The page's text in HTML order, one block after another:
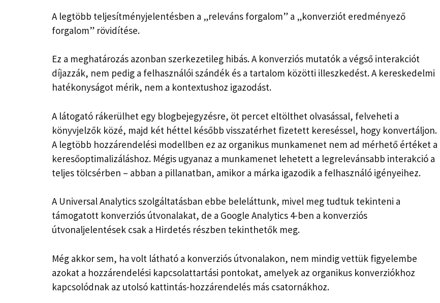
A legtöbb teljesítményjelentésben a „releváns forgalom” a „konverziót eredményező
forgalom” rövidítése.
Ez a meghatározás azonban szerkezetileg hibás. A konverziós mutatók a végső interakciót
díjazzák, nem pedig a felhasználói szándék és a tartalom közötti illeszkedést. A kereskedelmi
hatékonyságot mérik, nem a kontextushoz igazodást.
A látogató rákerülhet egy blogbejegyzésre, öt percet eltölthet olvasással, felveheti a
könyvjelzők közé, majd két héttel később visszatérhet fizetett kereséssel, hogy konvertáljon.
A legtöbb hozzárendelési modellben ez az organikus munkamenet nem ad mérhető értéket a
keresőoptimalizáláshoz. Mégis ugyanaz a munkamenet lehetett a legrelevánsabb interakció a
teljes tölcsérben – abban a pillanatban, amikor a márka igazodik a felhasználó igényeihez.
A Universal Analytics szolgáltatásban ebbe beleláttunk, mivel meg tudtuk tekinteni a
támogatott konverziós útvonalakat, de a Google Analytics 4-ben a konverziós
útvonaljelentések csak a Hirdetés részben tekinthetők meg.
Még akkor sem, ha volt látható a konverziós útvonalakon, nem mindig vettük figyelembe
azokat a hozzárendelési kapcsolattartási pontokat, amelyek az organikus konverziókhoz
kapcsolódnak az utolsó kattintás-hozzárendelés más csatornákhoz.